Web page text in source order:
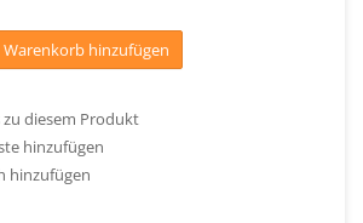
Warenkorb hinzufügen
zu diesem Produkt
hinzufügen
hinzufügen